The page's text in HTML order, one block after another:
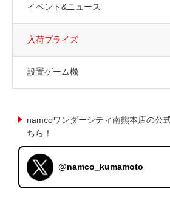
イベント&ニュース
入荷プライズ
設置ゲーム機
namcoワンダーシティ南熊本店の公
ちら！
@namco_kumamoto